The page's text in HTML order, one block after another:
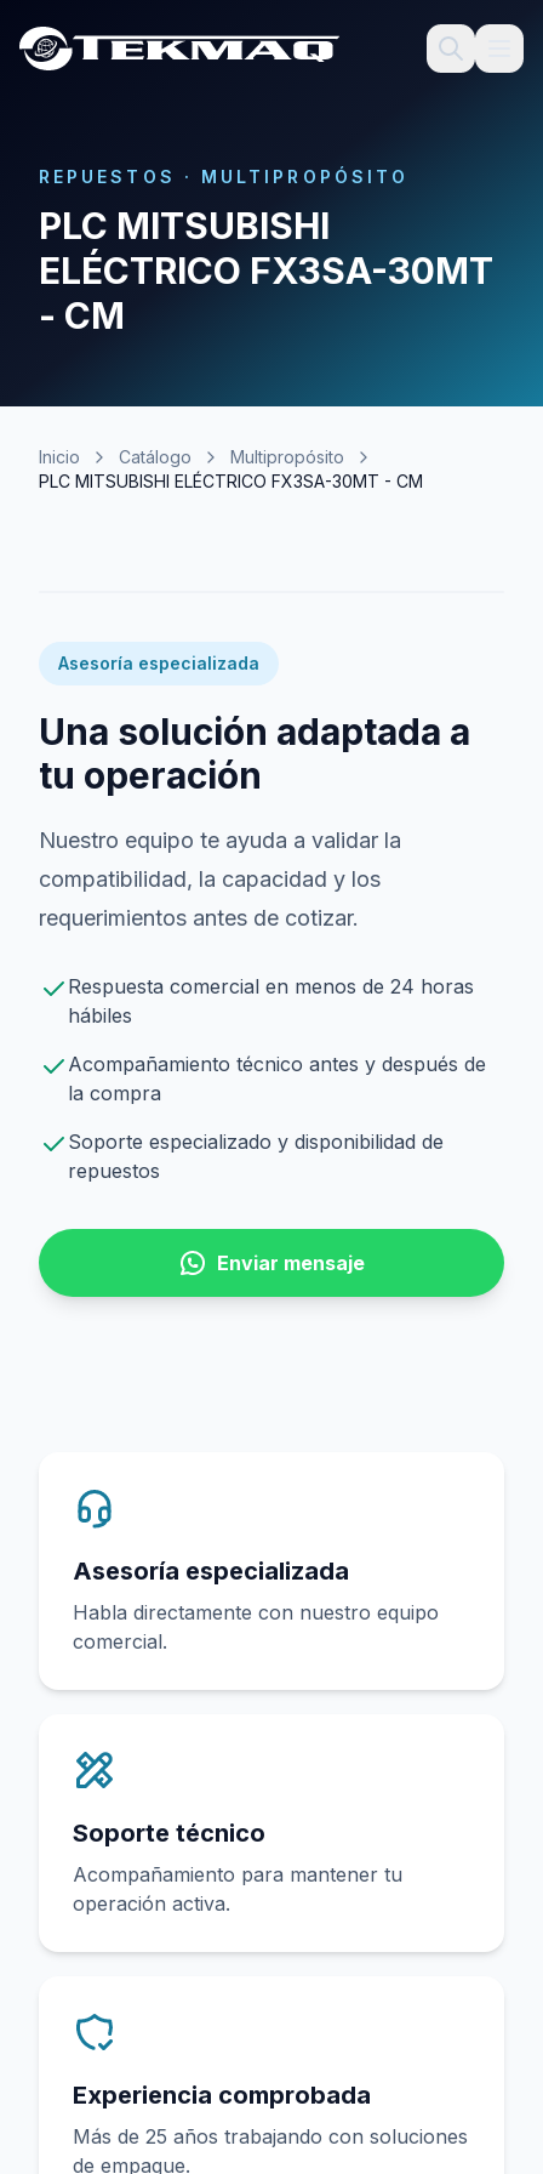
REPUESTOS · MULTIPROPÓSITO
PLC MITSUBISHI
ELÉCTRICO FX3SA-30MT
- CM
Inicio Catálogo
Multipropósito
PLC MITSUBISHI ELÉCTRICO FX3SA-30MT - CM
Asesoría especializada
Una solución adaptada a
tu operación
Nuestro equipo te ayuda a validar la
compatibilidad, la capacidad y los
requerimientos antes de cotizar.
Respuesta comercial en menos de 24 horas
hábiles
Acompañamiento técnico antes y después de
la compra
Soporte especializado y disponibilidad de
repuestos
Enviar mensaje
Asesoría especializada
Habla directamente con nuestro equipo
comercial.
Soporte técnico
Acompañamiento para mantener tu
operación activa.
Experiencia comprobada
Más de 25 años trabajando con soluciones
de empaque.